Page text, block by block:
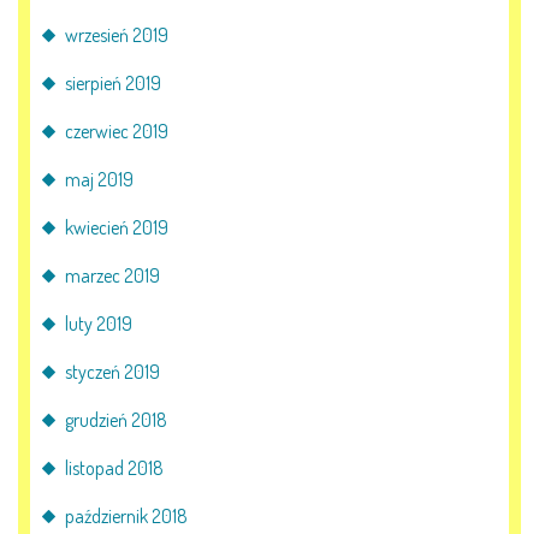
wrzesień 2019
sierpień 2019
czerwiec 2019
maj 2019
kwiecień 2019
marzec 2019
luty 2019
styczeń 2019
grudzień 2018
listopad 2018
październik 2018